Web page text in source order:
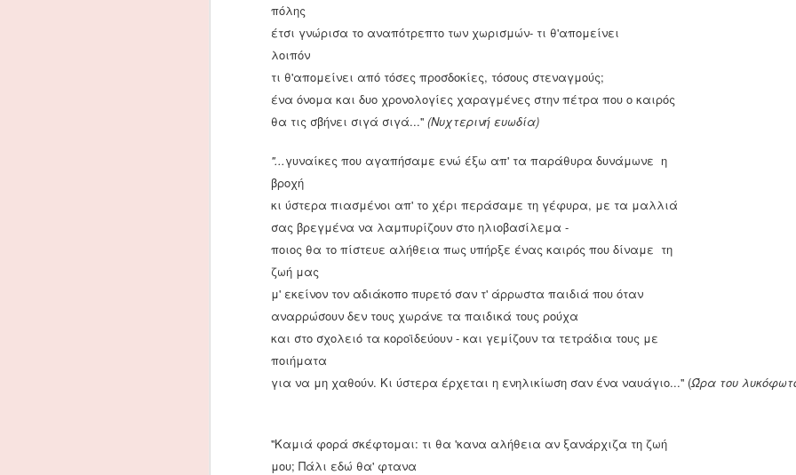
πόλης
έτσι γνώρισα το αναπότρεπτο των χωρισμών- τι θ'απομείνει
λοιπόν
τι θ'απομείνει από τόσες προσδοκίες, τόσους στεναγμούς;
ένα όνομα και δυο χρονολογίες χαραγμένες στην πέτρα που ο καιρός
θα τις σβήνει σιγά σιγά...'' (Νυχτερινή ευωδία)
''...γυναίκες που αγαπήσαμε ενώ έξω απ' τα παράθυρα δυνάμωνε η
βροχή
κι ύστερα πιασμένοι απ' το χέρι περάσαμε τη γέφυρα, με τα μαλλιά
σας βρεγμένα να λαμπυρίζουν στο ηλιοβασίλεμα -
ποιος θα το πίστευε αλήθεια πως υπήρξε ένας καιρός που δίναμε τη
ζωή μας
μ' εκείνον τον αδιάκοπο πυρετό σαν τ' άρρωστα παιδιά που όταν
αναρρώσουν δεν τους χωράνε τα παιδικά τους ρούχα
και στο σχολειό τα κοροϊδεύουν - και γεμίζουν τα τετράδια τους με
ποιήματα
για να μη χαθούν. Κι ύστερα έρχεται η ενηλικίωση σαν ένα ναυάγιο...'' (Ώρα του
''Καμιά φορά σκέφτομαι: τι θα 'κανα αλήθεια αν ξανάρχιζα τη ζωή
μου; Πάλι εδώ θα' φτανα
Η γραφική ύλη και τα βιβλία στο Βυζάντιο
χαρτί. Πλάκες χρησιμοποιούνταν μόνο ως πρόχειρο, και ενίοτε ήταν καλυμμένες με κερί.
Ο πάπυρος ("ξυλοχάρτιον") προερχόταν κυρίως απ' την Αίγυπτο, εισαγόταν στην Κωνσταντινούπολη
από την αυτοκρατορική γραμματεία. Το τελευταίο γνωστό χρυσόβουλο από πάπυρο αναφέρεται το
Η περγαμηνή ήταν το ακριβότερο υλικό γραφής.
Εικαστικές Τέχνες και Αντίσταση
Στον Εθνικοαπελευθερωτικό Αγώνα 1941 - 1944 δεν πήραν μέρος μόνον οι ένοπλοι και οι
άλλοι αγωνιστές που πλαισίωναν τις αντιστασιακές οργανώσεις, αλλά και ολόκληρος ο
πνευματικός κόσμος της χώρας. Λογοτέχνες, θεατρικοί συγγραφείς, συνθέτες, ηθοποιοί,
ζωγράφοι, χαράκτες, δημοσιογράφοι.
Στρατιωτικά Έγγραφα και Εφημερίδες του 1940
Η δημοσίευση αυτή κυριαρχείται από φωτογραφίες και εικόνες. Εικόνες εγγράφων και
Τα 10 πιο επισκέψιμα μουσεία του κόσμου